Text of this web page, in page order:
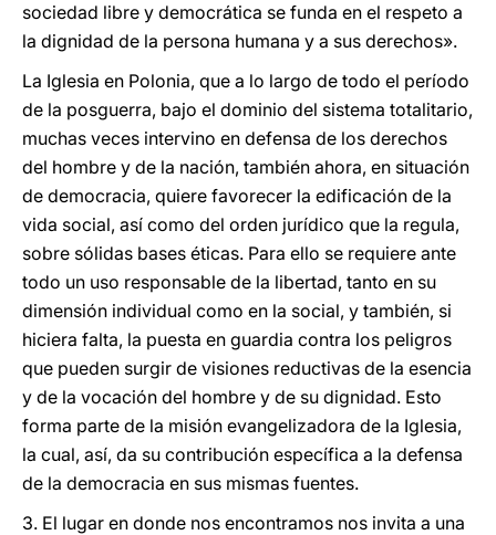
sociedad libre y democrática se funda en el respeto a
la dignidad de la persona humana y a sus derechos».
La Iglesia en Polonia, que a lo largo de todo el período
de la posguerra, bajo el dominio del sistema totalitario,
muchas veces intervino en defensa de los derechos
del hombre y de la nación, también ahora, en situación
de democracia, quiere favorecer la edificación de la
vida social, así como del orden jurídico que la regula,
sobre sólidas bases éticas. Para ello se requiere ante
todo un uso responsable de la libertad, tanto en su
dimensión individual como en la social, y también, si
hiciera falta, la puesta en guardia contra los peligros
que pueden surgir de visiones reductivas de la esencia
y de la vocación del hombre y de su dignidad. Esto
forma parte de la misión evangelizadora de la Iglesia,
la cual, así, da su contribución específica a la defensa
de la democracia en sus mismas fuentes.
3. El lugar en donde nos encontramos nos invita a una